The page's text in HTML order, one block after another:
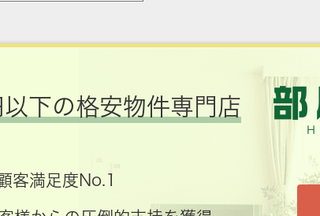
下の格安物件専門店
客満足度No.1